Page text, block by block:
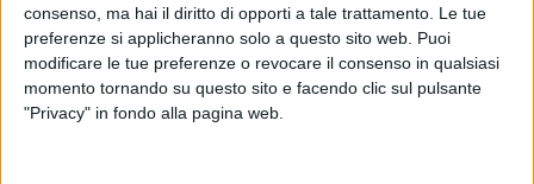
consenso, ma hai il diritto di opporti a tale trattamento. Le tue
preferenze si applicheranno solo a questo sito web. Puoi
modificare le tue preferenze o revocare il consenso in qualsiasi
momento tornando su questo sito e facendo clic sul pulsante
"Privacy" in fondo alla pagina web.
11 e 12 agosto – CATANIA – VILLA BELLINI
22 agosto – FORTE DEI MARMI (LU) – VILLA